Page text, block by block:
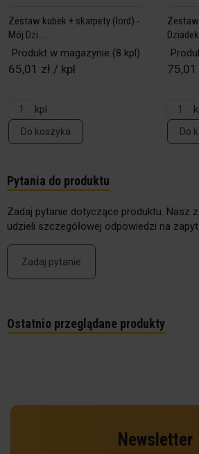
Zestaw kubek + skarpety (lord) -
Mój Dzi...
Produkt w magazynie (8 kpl)
65,01 zł / kpl
kpl
Do koszyka
75,01
Do
Pytania do produktu
Zadaj pytanie dotyczące produktu. Nasz
udzieli szczegółowej odpowiedzi na
Zadaj pytanie
Ostatnio przeglądane produkty
Newsletter